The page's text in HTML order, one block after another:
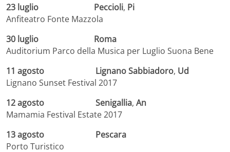
23 luglio Peccioli, Pi
Anfiteatro Fonte Mazzola
30 luglio Roma
Auditorium Parco della Musica per Luglio Suona Bene
11 agosto Lignano Sabbiadoro, Ud
Lignano Sunset Festival 2017
12 agosto Senigallia, An
Mamamia Festival Estate 2017
13 agosto Pescara
Porto Turistico